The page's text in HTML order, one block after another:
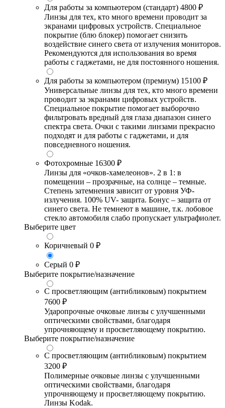
Для работы за компьютером (стандарт) 4800 ₽
Линзы для тех, кто много времени проводит за
экранами цифровых устройств. Специальное
покрытие (блю блокер) помогает снизить
воздействие синего света от излучения мониторов.
Рекомендуются для использования во время
работы с гаджетами, не для постоянного ношения.
Для работы за компьютером (премиум) 15100 ₽
Универсальные линзы для тех, кто много времени
проводит за экранами цифровых устройств.
Специальное покрытие помогает выборочно
фильтровать вредный для глаза диапазон синего
спектра света. Очки с такими линзами прекрасно
подходят и для работы с гаджетами, и для
повседневного ношения.
Фотохромные 16300 ₽
Линзы для «очков-хамелеонов». 2 в 1: в
помещении – прозрачные, на солнце – темные.
Степень затемнения зависит от уровня УФ-
излучения. 100% UV- защита. Бонус – защита от
синего света. Не темнеют в машине, т.к. лобовое
стекло автомобиля слабо пропускает ультрафиолет.
Выберите цвет
Коричневый 0 ₽
Серый 0 ₽
Выберите покрытие/назначение
С просветляющим (антибликовым) покрытием
7600 ₽
Ударопрочные очковые линзы с улучшенными
оптическими свойствами, благодаря
упрочняющему и просветляющему покрытию.
Выберите покрытие/назначение
С просветляющим (антибликовым) покрытием
3200 ₽
Полимерные очковые линзы с улучшенными
оптическими свойствами, благодаря
упрочняющему и просветляющему покрытию.
Линзы Kodak.